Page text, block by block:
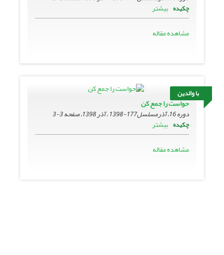
چکیده بیشتر
مشاهده مقاله
با والدین
حواست را جمع کن
دوره 16، آذرمسلسل177-1398 ، آذر 1398، صفحه
3-3
چکیده بیشتر
مشاهده مقاله